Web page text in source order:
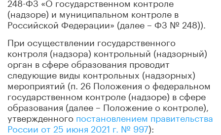
(надзоре) и муниципальном контроле в
Российской Федерации» (далее – ФЗ № 248)).
При осуществлении государственного
контроля (надзора) контрольный (надзорный)
орган в сфере образования проводит
следующие виды контрольных (надзорных)
мероприятий (п. 26 Положения о федеральном
государственном контроле (надзоре) в сфере
образования (далее – Положение о контроле),
утвержденного постановлением правительства
России от 25 июня 2021 г. № 997):